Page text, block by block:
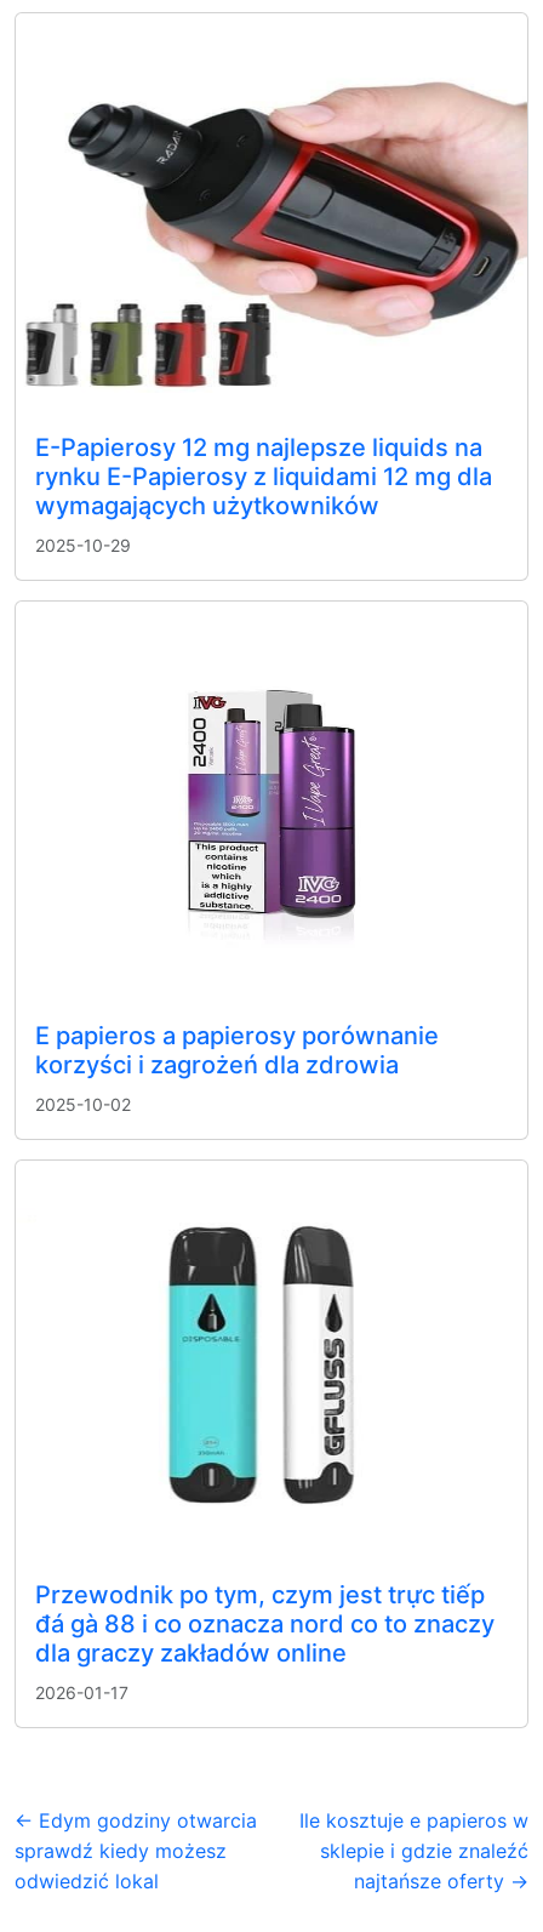
E-Papierosy 12 mg najlepsze liquids na
rynku E-Papierosy z liquidami 12 mg dla
wymagających użytkowników
2025-10-29
E papieros a papierosy porównanie
korzyści i zagrożeń dla zdrowia
2025-10-02
Przewodnik po tym, czym jest trực tiếp
đá gà 88 i co oznacza nord co to znaczy
dla graczy zakładów online
2026-01-17
← Edym godziny otwarcia
sprawdź kiedy możesz
odwiedzić lokal
Ile kosztuje e papieros w
sklepie i gdzie znaleźć
najtańsze oferty →